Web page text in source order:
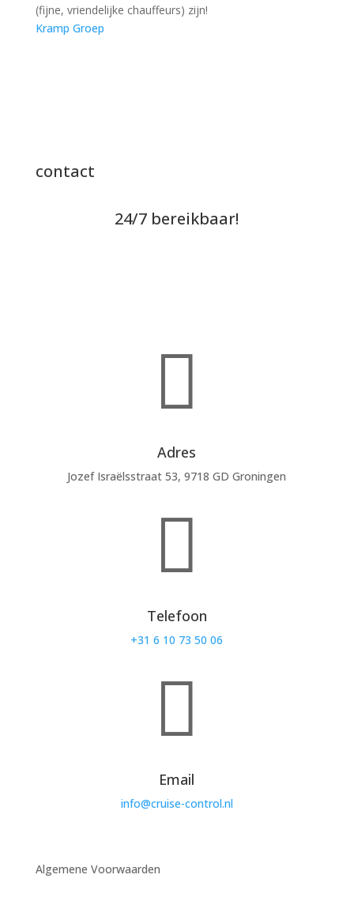
(fijne, vriendelijke chauffeurs) zijn!
Kramp Groep
contact
24/7 bereikbaar!

Adres
Jozef Israëlsstraat 53, 9718 GD Groningen

Telefoon
+31 6 10 73 50 06

Email
info@cruise-control.nl
Algemene Voorwaarden